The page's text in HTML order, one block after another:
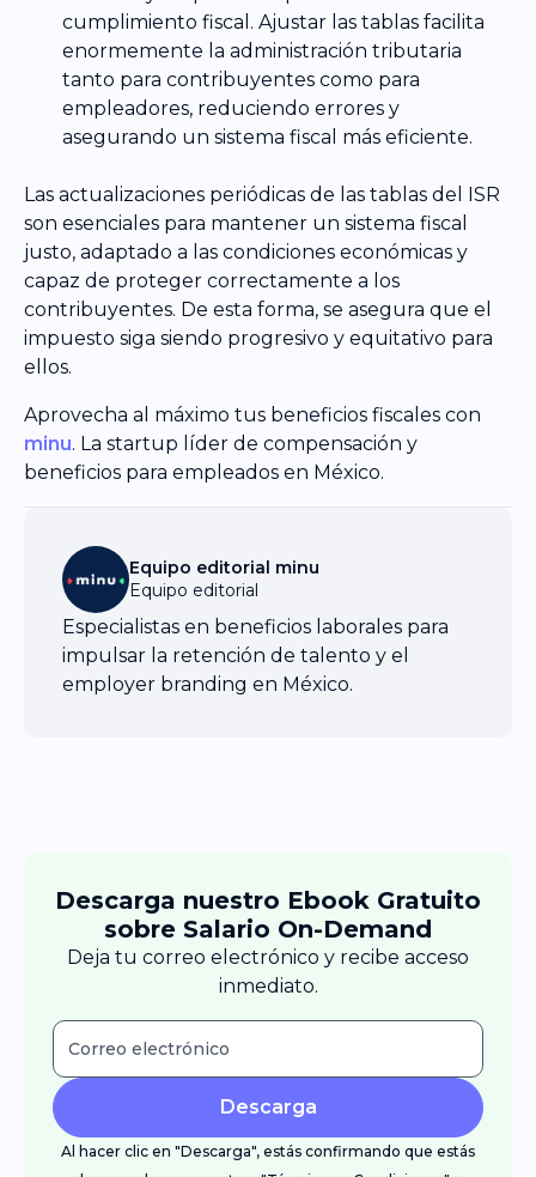
cumplimiento fiscal. Ajustar las tablas facilita
enormemente la administración tributaria
tanto para contribuyentes como para
empleadores, reduciendo errores y
asegurando un sistema fiscal más eficiente.
Las actualizaciones periódicas de las tablas del ISR
son esenciales para mantener un sistema fiscal
justo, adaptado a las condiciones económicas y
capaz de proteger correctamente a los
contribuyentes. De esta forma, se asegura que el
impuesto siga siendo progresivo y equitativo para
ellos.
Aprovecha al máximo tus beneficios fiscales con
minu. La startup líder de compensación y
beneficios para empleados en México.
Equipo editorial minu
Equipo editorial
Especialistas en beneficios laborales para
impulsar la retención de talento y el
employer branding en México.
Descarga nuestro Ebook Gratuito
sobre Salario On-Demand
Deja tu correo electrónico y recibe acceso
inmediato.
Descarga
Al hacer clic en "Descarga", estás confirmando que estás